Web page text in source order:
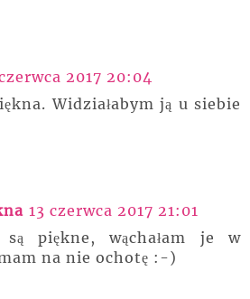
2017 20:04
Widziałabym ją u siebie
13 czerwca 2017 21:01
piękne, wąchałam je w
na nie ochotę :-)